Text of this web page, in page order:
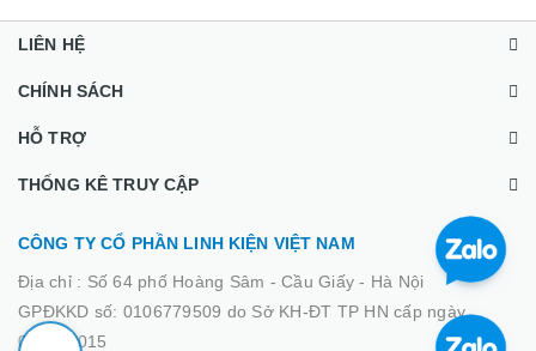
LIÊN HỆ
CHÍNH SÁCH
HỖ TRỢ
THỐNG KÊ TRUY CẬP
CÔNG TY CỔ PHẦN LINH KIỆN VIỆT NAM
Địa chỉ : Số 64 phố Hoàng Sâm - Cầu Giấy - Hà Nội
GPĐKKD số: 0106779509 do Sở KH-ĐT TP HN cấp ngày
02/03/2015